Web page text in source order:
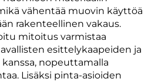
vähentää muovin käyttöä
rakenteellinen vakaus.
mitoitus varmistaa
esittelykaapeiden ja
nopeuttamalla
Lisäksi pinta-asioiden